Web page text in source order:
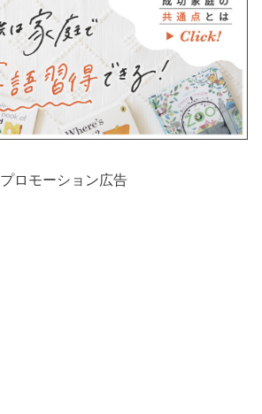
プロモーション広告